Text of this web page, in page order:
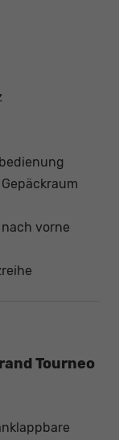
vorne
Tourneo